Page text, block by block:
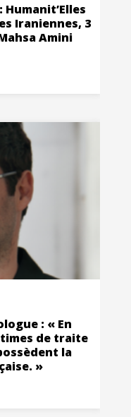
Humanit’Elles
Iraniennes, 3
Amini
: « En
de traite
la
»